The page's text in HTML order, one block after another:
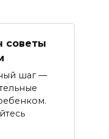
советы
шаг —